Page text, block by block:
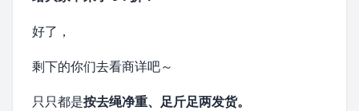
好了，
剩下的你们去看商详吧～
只只都是按去绳净重、足斤足两发货。